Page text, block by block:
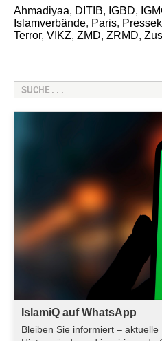
Ahmadiyaa, DITIB, IGBD,
Islamverbände, Paris,
Terror, VIKZ, ZMD, ZRMD,
IslamiQ auf WhatsApp
Bleiben Sie informiert –